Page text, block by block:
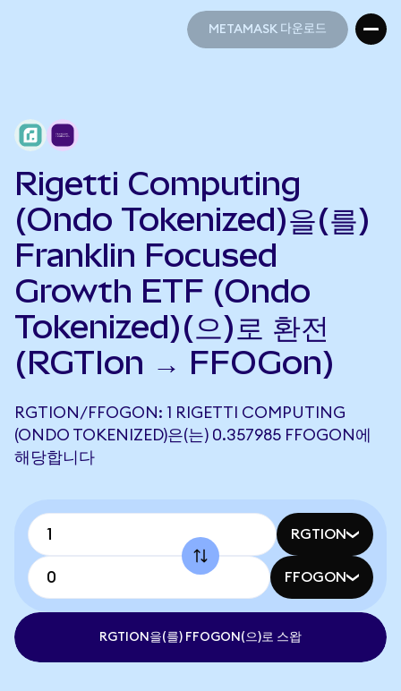
METAMASK 다운로드
Rigetti Computing
(Ondo Tokenized)을(를)
Franklin Focused
Growth ETF (Ondo
Tokenized)(으)로 환전
(RGTIon → FFOGon)
RGTION/FFOGON: 1 RIGETTI COMPUTING
(ONDO TOKENIZED)은(는) 0.357985 FFOGON에
해당합니다
RGTION
FFOGON
RGTION을(를) FFOGON(으)로 스왑